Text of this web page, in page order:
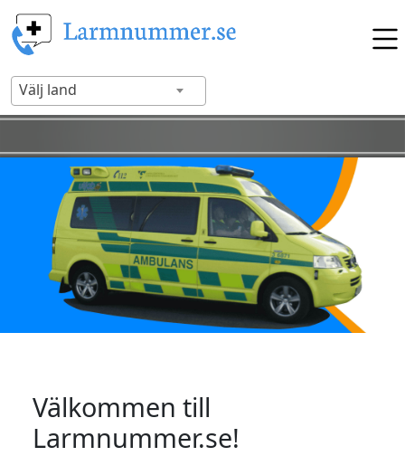
Välj land
Välkommen till
Larmnummer.se!